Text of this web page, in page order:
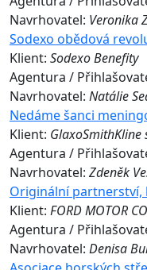
Navrhovatel: Veronika
Sodexo obědová
Klient: Sodexo Benefity
Agentura /
Navrhovatel: Natálie
Nedáme šanci
Klient: GlaxoSmithKline
Agentura /
Navrhovatel: Zdeněk
Originální partnerství,
Klient: FORD MOTOR
Agentura /
Navrhovatel: Denisa